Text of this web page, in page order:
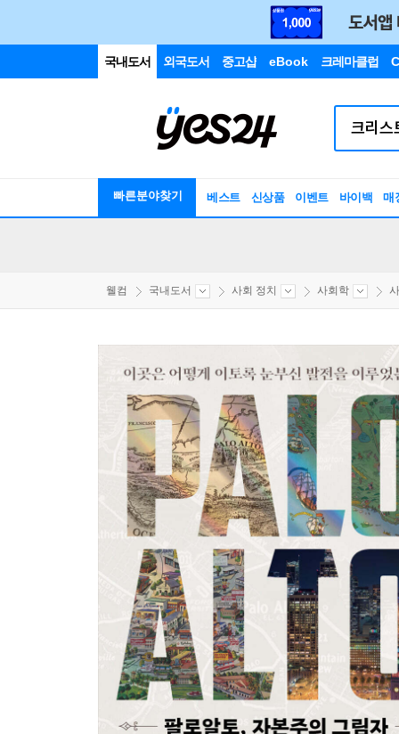
국내도서 외국도서 중고샵 eBook 크레마클럽
빠른분야찾기 베스트 신상품 이벤트 바이백 매
웰컴 국내도서 사회 정치 사회학